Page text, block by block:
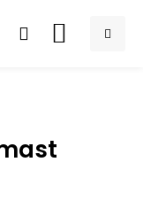
NÁKUPNÍ